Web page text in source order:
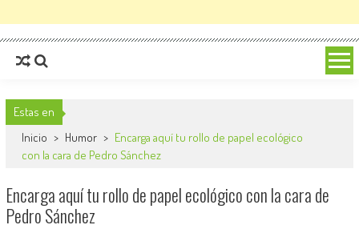
Estas en
Inicio > Humor > Encarga aquí tu rollo de papel ecológico
con la cara de Pedro Sánchez
Encarga aquí tu rollo de papel ecológico con la cara de
Pedro Sánchez